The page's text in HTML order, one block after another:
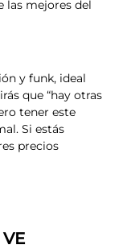
las mejores del
y funk, ideal
que “hay otras
tener este
Si estás
precios